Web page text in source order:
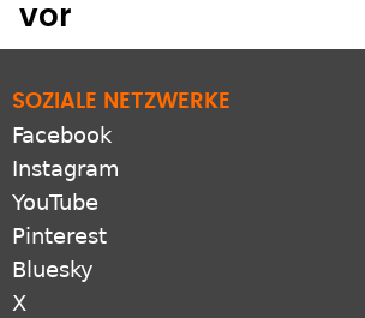
vor
SOZIALE NETZWERKE
Facebook
Instagram
YouTube
Pinterest
Bluesky
X